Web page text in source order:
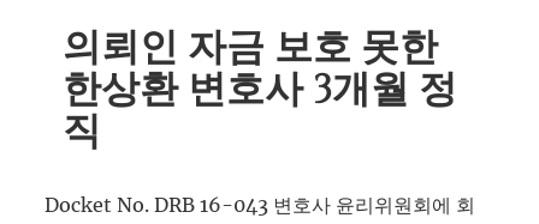
의뢰인 자금 보호 못한
한상환 변호사 3개월 정
직
Docket No. DRB 16-043 변호사 윤리위원회에 회